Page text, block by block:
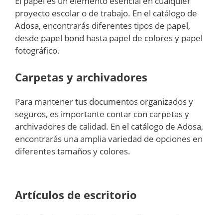
proyecto escolar o de trabajo. En el catálogo de
Adosa, encontrarás diferentes tipos de papel,
desde papel bond hasta papel de colores y papel
fotográfico.
Carpetas y archivadores
Para mantener tus documentos organizados y
seguros, es importante contar con carpetas y
archivadores de calidad. En el catálogo de Adosa,
encontrarás una amplia variedad de opciones en
diferentes tamaños y colores.
Artículos de escritorio